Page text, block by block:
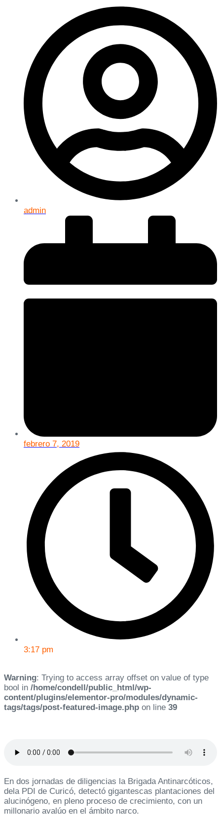
admin
febrero 7, 2019
3:17 pm
Warning: Trying to access array offset on value of type
bool in /home/condell/public_html/wp-
content/plugins/elementor-pro/modules/dynamic-
tags/tags/post-featured-image.php on line 39
En dos jornadas de diligencias la Brigada Antinarcóticos,
dela PDI de Curicó, detectó gigantescas plantaciones del
alucinógeno, en pleno proceso de crecimiento, con un
millonario avalúo en el ámbito narco.